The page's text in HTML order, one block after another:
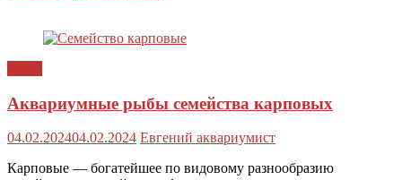
Аквариумные рыбы семейства карповых
04.02.202404.02.2024 Евгений аквариумист
Карповые — богатейшее по видовому разнообразию